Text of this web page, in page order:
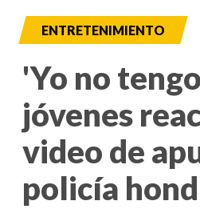
ENTRETENIMIENTO
'Yo no
jóvenes
video de
policía